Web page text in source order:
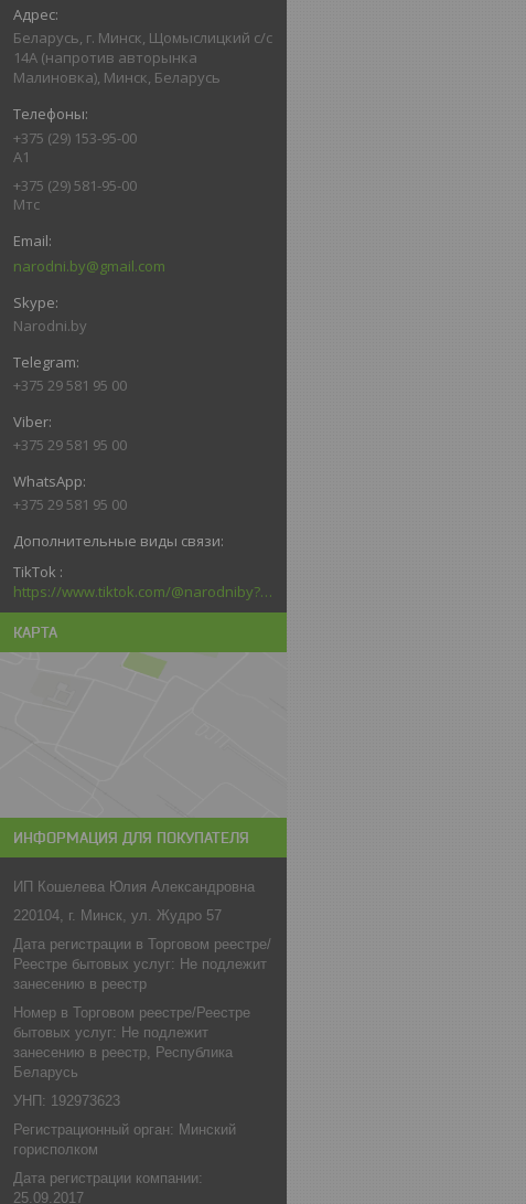
Беларусь, г. Минск, Щомыслицкий с/с
14А (напротив авторынка
Малиновка), Минск, Беларусь
+375 (29) 153-95-00
А1
+375 (29) 581-95-00
Мтс
narodni.by@gmail.com
Narodni.by
+375 29 581 95 00
+375 29 581 95 00
+375 29 581 95 00
TikTok
https://www.tiktok.com/@narodniby?_d=secCgYIASAHKAESMgowNi2kqb6kACtPxDFMS5F6dRGTadF39Pc3n3jrlZxq6nMzJ6welMlNk6LtVvGLhTZ4GgA%3D&language=ru&sec_uid=MS4wLjABAAAAGNa8ssld7lkG8CrKEAd5LVQIDzxfLHVPgcTs5w61T8x5BHEa0P95Bf2YgAJrzrfu&sec_user_id=MS4wLjABAAAAGNa8ssl
КАРТА
ИНФОРМАЦИЯ ДЛЯ ПОКУПАТЕЛЯ
ИП Кошелева Юлия Александровна
220104, г. Минск, ул. Жудро 57
Дата регистрации в Торговом реестре/
Реестре бытовых услуг: Не подлежит
занесению в реестр
Номер в Торговом реестре/Реестре
бытовых услуг: Не подлежит
занесению в реестр, Республика
Беларусь
УНП: 192973623
Регистрационный орган: Минский
горисполком
Дата регистрации компании:
25.09.2017